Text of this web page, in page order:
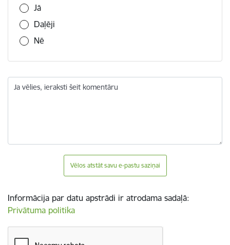
Jā
Daļēji
Nē
Ja vēlies, ieraksti šeit komentāru
Vēlos atstāt savu e-pastu saziņai
Informācija par datu apstrādi ir atrodama sadaļā:
Privātuma politika